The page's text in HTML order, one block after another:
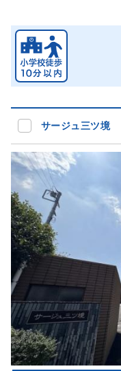
サージュ三ツ境